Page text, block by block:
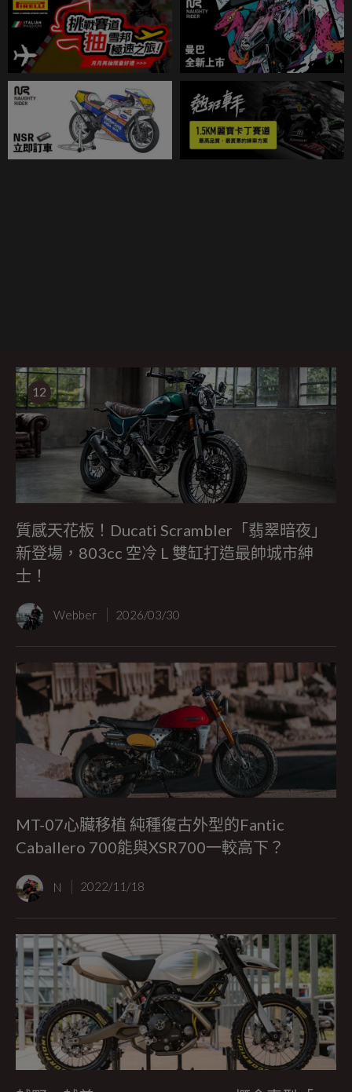
12
質感天花板！Ducati Scrambler「翡翠暗夜」
新登場，803cc 空冷 L 雙缸打造最帥城市紳
士！
Webber 2026/03/30
MT-07心臟移植 純種復古外型的Fantic
Caballero 700能與XSR700一較高下？
N 2022/11/18